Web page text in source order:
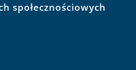
społecznościowych